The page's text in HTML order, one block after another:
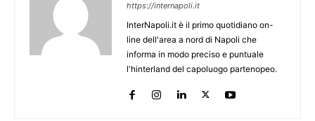
https://internapoli.it
InterNapoli.it è il primo quotidiano on-
line dell'area a nord di Napoli che
informa in modo preciso e puntuale
l'hinterland del capoluogo partenopeo.